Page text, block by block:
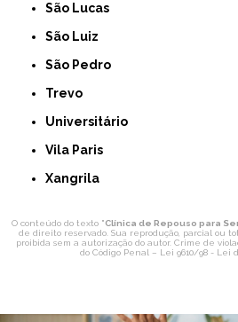
São Lucas
São Luiz
São Pedro
Trevo
Universitário
Vila Paris
Xangrila
O conteúdo do texto "Clínica de Repouso para
de direito reservado. Sua reprodução, parcial ou
proibida sem a autorização do autor. Crime de
do Código Penal – Lei 9610/98 - Lei